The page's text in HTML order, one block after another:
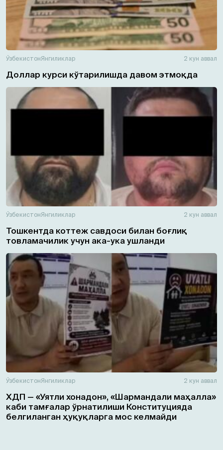
ЎзбекистонЯнгиликлар 2 кун аввал
Доллар курси кўтарилишда давом этмоқда
ЎзбекистонЯнгиликлар 2 кун аввал
Тошкентда коттеж савдоси билан боғлиқ
товламачилик учун ака-ука ушланди
ЎзбекистонЯнгиликлар 2 кун аввал
ХДП — «Уятли хонадон», «Шармандали маҳалла»
каби тамғалар ўрнатилиши Конституцияда
белгиланган ҳуқуқларга мос келмайди